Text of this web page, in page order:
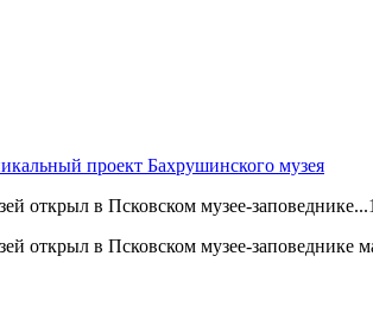
проект Бахрушинского музея
открыл в Псковском музее-заповеднике...
открыл в Псковском музее-заповеднике